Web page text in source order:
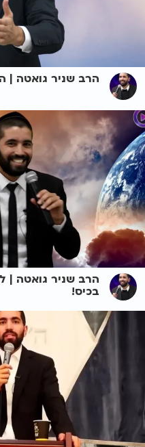
הרב שניר גואטה |
הרב שניר גואטה |
בכיס!